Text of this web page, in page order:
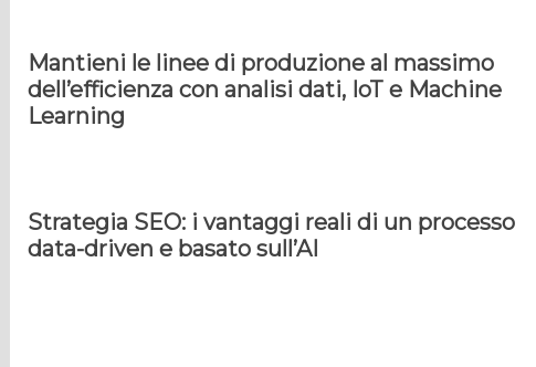
Mantieni le linee di produzione al massimo
dell’efficienza con analisi dati, IoT e Machine
Learning
Strategia SEO: i vantaggi reali di un processo
data-driven e basato sull’AI